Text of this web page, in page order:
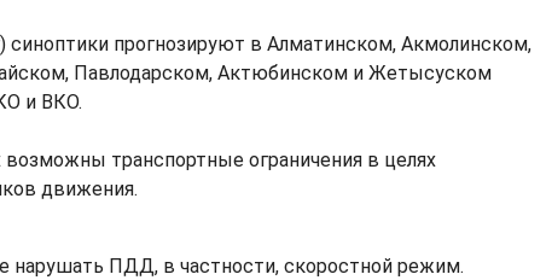
синоптики прогнозируют в Алматинском, Акмолинском,
Павлодарском, Актюбинском и Жетысуском
и ВКО.
возможны транспортные ограничения в целях
движения.
нарушать ПДД, в частности, скоростной режим.